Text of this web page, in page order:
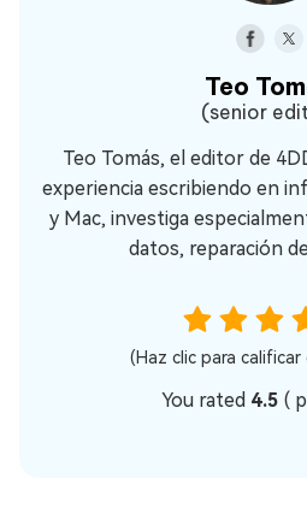
Teo
(senior
Teo Tomás, el editor de
experiencia escribiendo en
y Mac, investiga
datos, reparación
(Haz clic para
You rated 4.5 (